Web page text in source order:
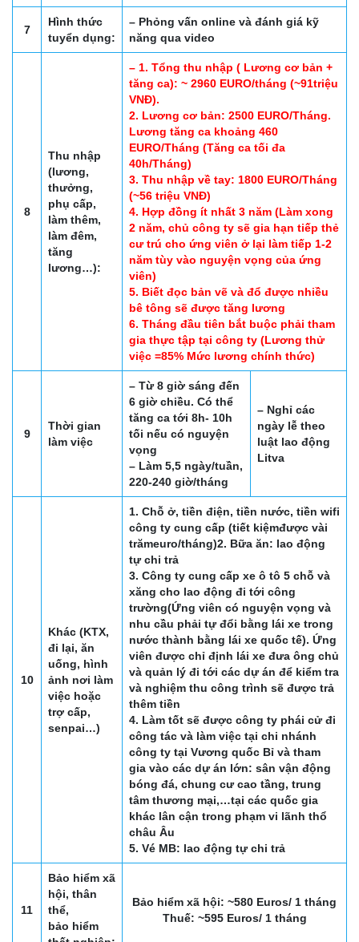
7
Hình thức
tuyển dụng:
– Phỏng vấn online và đánh giá kỹ
năng qua video
8
Thu nhập
(lương,
thưởng,
phụ cấp,
làm thêm,
làm đêm,
tăng
lương…):
– 1. Tổng thu nhập ( Lương cơ bản +
tăng ca): ~ 2960 EURO/tháng (~91triệu
VNĐ).
2. Lương cơ bản: 2500 EURO/Tháng.
Lương tăng ca khoảng 460
EURO/Tháng (Tăng ca tối đa
40h/Tháng)
3. Thu nhập về tay: 1800 EURO/Tháng
(~56 triệu VNĐ)
4. Hợp đồng ít nhất 3 năm (Làm xong
2 năm, chủ công ty sẽ gia hạn tiếp thẻ
cư trú cho ứng viên ở lại làm tiếp 1-2
năm tùy vào nguyện vọng của ứng
viên)
5. Biết đọc bản vẽ và đổ được nhiều
bê tông sẽ được tăng lương
6. Tháng đầu tiên bắt buộc phải tham
gia thực tập tại công ty (Lương thử
việc =85% Mức lương chính thức)
9
Thời gian
làm việc
– Từ 8 giờ sáng đến
6 giờ chiều. Có thể
tăng ca tới 8h- 10h
tối nếu có nguyện
vọng
– Làm 5,5 ngày/tuần,
220-240 giờ/tháng
– Nghỉ các
ngày lễ theo
luật lao động
Litva
10
Khác (KTX,
đi lại, ăn
uống, hình
ảnh nơi làm
việc hoặc
trợ cấp,
senpai…)
1. Chỗ ở, tiền điện, tiền nước, tiền wifi
công ty cung cấp (tiết kiệmđược vài
trămeuro/tháng)2. Bữa ăn: lao động
tự chi trả
3. Công ty cung cấp xe ô tô 5 chỗ và
xăng cho lao động đi tới công
trường(Ứng viên có nguyện vọng và
nhu cầu phải tự đổi bằng lái xe trong
nước thành bằng lái xe quốc tế). Ứng
viên được chỉ định lái xe đưa ông chủ
và quản lý đi tới các dự án để kiểm tra
và nghiệm thu công trình sẽ được trả
thêm tiền
4. Làm tốt sẽ được công ty phái cử đi
công tác và làm việc tại chi nhánh
công ty tại Vương quốc Bỉ và tham
gia vào các dự án lớn: sân vận động
bóng đá, chung cư cao tầng, trung
tâm thương mại,…tại các quốc gia
khác lân cận trong phạm vi lãnh thổ
châu Âu
5. Vé MB: lao động tự chi trả
11
Bảo hiểm xã
hội, thân
thể,
bảo hiểm
Bảo hiểm xã hội: ~580 Euros/ 1 tháng
Thuế: ~595 Euros/ 1 tháng